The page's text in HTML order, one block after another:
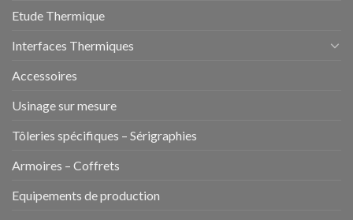
Etude Thermique
Interfaces Thermiques
Accessoires
Usinage sur mesure
Tôleries spécifiques – Sérigraphies
Armoires – Coffrets
Equipements de production